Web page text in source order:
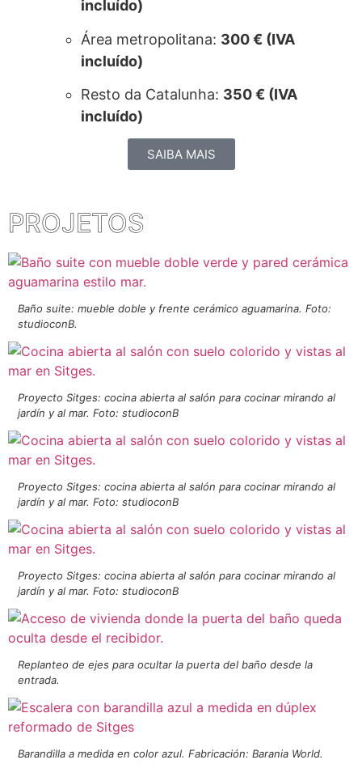
incluído)
Área metropolitana: 300 € (IVA
incluído)
Resto da Catalunha: 350 € (IVA
incluído)
SAIBA MAIS
PROJETOS
Baño suite: mueble doble y frente cerámico aguamarina. Foto:
studioconB.
Proyecto Sitges: cocina abierta al salón para cocinar mirando al
jardín y al mar. Foto: studioconB
Proyecto Sitges: cocina abierta al salón para cocinar mirando al
jardín y al mar. Foto: studioconB
Proyecto Sitges: cocina abierta al salón para cocinar mirando al
jardín y al mar. Foto: studioconB
Replanteo de ejes para ocultar la puerta del baño desde la
entrada.
Barandilla a medida en color azul. Fabricación: Barania World.